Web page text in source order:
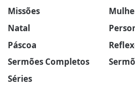
Missões
Natal
Páscoa
Sermões Completos
Séries